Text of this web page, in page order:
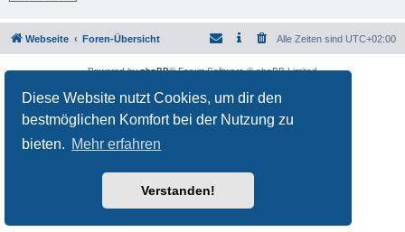
Diese Website nutzt Cookies, um dir den
bestmöglichen Komfort bei der Nutzung zu
bieten. Mehr erfahren
Verstanden!
Webseite Foren-Übersicht Alle Zeiten sind UTC+02:00
Powered byphpBB® Forum Software © phpBB Limited
Datenschutz|Nutzungsbedingungen